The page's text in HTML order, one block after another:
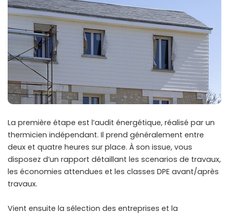
La première étape est l’audit énergétique, réalisé par un
thermicien indépendant. Il prend généralement entre
deux et quatre heures sur place. À son issue, vous
disposez d’un rapport détaillant les scenarios de travaux,
les économies attendues et les classes DPE avant/après
travaux.
Vient ensuite la sélection des entreprises et la